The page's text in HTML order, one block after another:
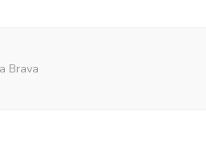
Brava